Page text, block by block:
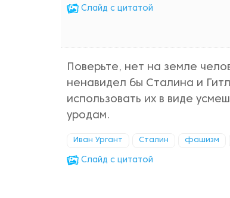
Cлайд с цитатой
Поверьте, нет на земле
ненавидел бы Сталина и
использовать их в виде
уродам.
Иван Ургант Сталин фашизм
Cлайд с цитатой